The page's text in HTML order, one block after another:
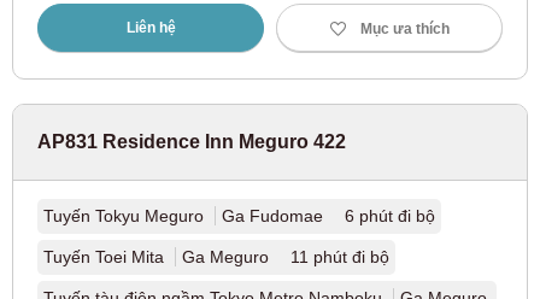
Liên hệ Mục ưa thích
AP831 Residence Inn Meguro 422
Tuyến Tokyu Meguro Ga Fudomae 6 phút đi bộ
Tuyến Toei Mita Ga Meguro 11 phút đi bộ
Tuyến Kintetsu Minami-Osaka (7)
Tuyến Kintetsu Nagoya (11)
Cục Giao thông Thành phố Nagoya
Tuyến tàu điện ngầm thành phố Nagoya
Sakuradori (29)